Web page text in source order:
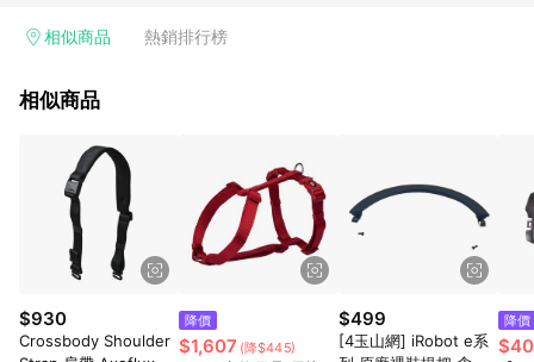
在點數回饋範圍內。 《3》如取消訂單、退貨、購物中登出
品、票券、訂閱方案、PChome儲值商品、企業專區/企業採購、
值點數、點數/禮物卡 [2025/2/16起適用] - 票券全品項
[2026/6/2起適用] 《5》回饋點數的計算將會排除【訂單活動折
扣 (含折價券折扣)】、【P幣扣抵】、【現金積點扣抵】及【訂單
運費】等金額。 《6》符合LINE POINTS回饋資格之訂單將於商
家訂單頁面標示「LINE回饋」，若無此標示則 不符合回饋LINE
POINTS點數資格亦不得使用點數紅包 。 《7》LINE購物設有
「單一商品最高回饋點數」機制 (特殊活動時開放「回饋無上
限」)，以同一訂單中同一商品不論件數計算，並依訂單成立時間
當下LINE購物所設定的回饋機制為準。 《8》LINE購物為購物資
訊整合性平台，商品資料更新會有時間差，如顯示之商品規格、
相似商品 熱銷排行榜
相似商品
$930
Crossbody Shoulder
降價
$1,607 (降$445)
$499
[4玉山網] iRobot e系
降價